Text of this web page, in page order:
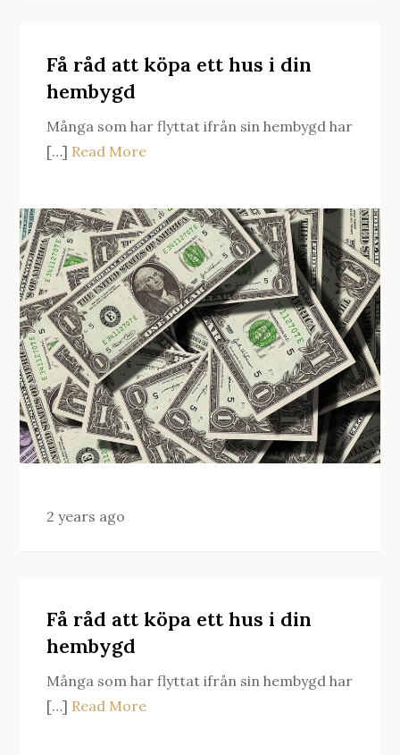
Få råd att köpa ett hus i din
hembygd
Många som har flyttat ifrån sin hembygd har
[…] Read More
2 years ago
Få råd att köpa ett hus i din
hembygd
Många som har flyttat ifrån sin hembygd har
[…] Read More